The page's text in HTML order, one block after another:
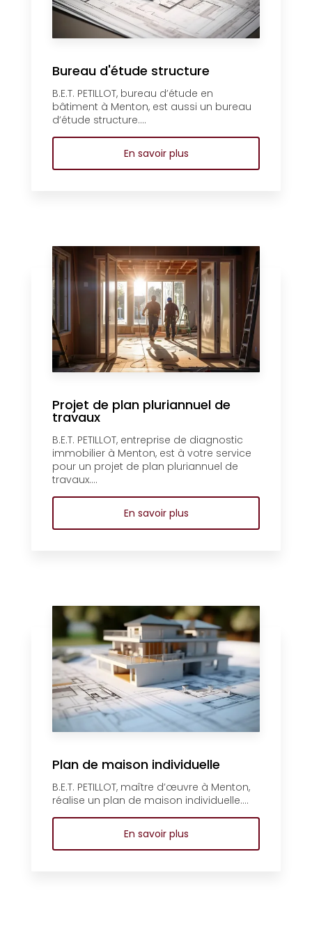
Bureau d'étude structure
B.E.T. PETILLOT, bureau d’étude en
bâtiment à Menton, est aussi un bureau
d’étude structure....
En savoir plus
Projet de plan pluriannuel de
travaux
B.E.T. PETILLOT, entreprise de diagnostic
immobilier à Menton, est à votre service
pour un projet de plan pluriannuel de
travaux....
En savoir plus
Plan de maison individuelle
B.E.T. PETILLOT, maître d’œuvre à Menton,
réalise un plan de maison individuelle....
En savoir plus